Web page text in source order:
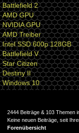
Battlefield 2
AMD GPU
NVIDIA GPU
AMD Treiber
Intel SSD 600p 128GB
Battlefield V
Star Citizen
Destiny II
Windows 10
2444 Beiträge & 103 Themen
Keine neuen Beiträge, seit
Forenübersicht